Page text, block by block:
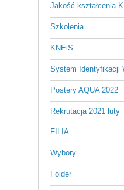
Jakość kształcenia
Szkolenia
KNEiS
System Identyfikacji
Postery AQUA 2022
Rekrutacja 2021 luty
FILIA
Wybory
Folder